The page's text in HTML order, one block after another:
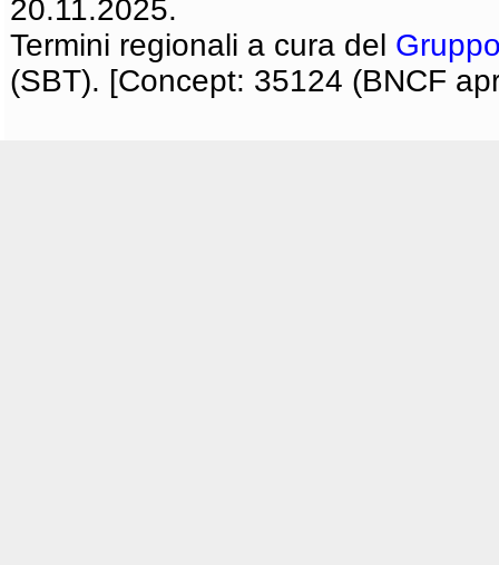
20.11.2025.
Termini regionali a cura del
(SBT). [Concept: 35124 (BNCF